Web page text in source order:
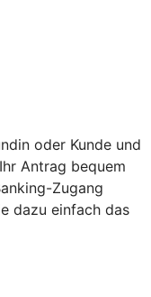
oder Kunde und
Antrag bequem
Zugang
dazu einfach das